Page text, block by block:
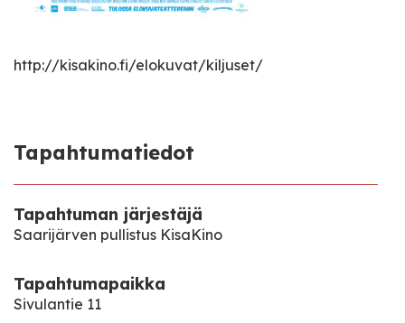
http://kisakino.fi/elokuvat/kiljuset/
Tapahtumatiedot
Tapahtuman järjestäjä
Saarijärven pullistus KisaKino
Tapahtumapaikka
Sivulantie 11